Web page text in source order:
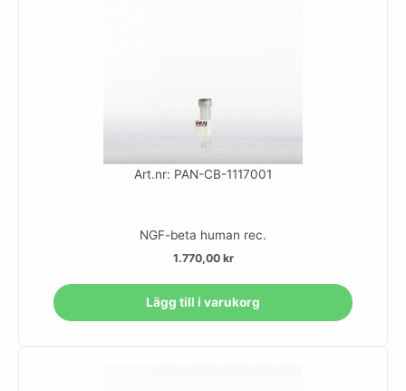
Art.nr: PAN-CB-1117001
NGF-beta human rec.
1.770,00 kr
Lägg till i varukorg